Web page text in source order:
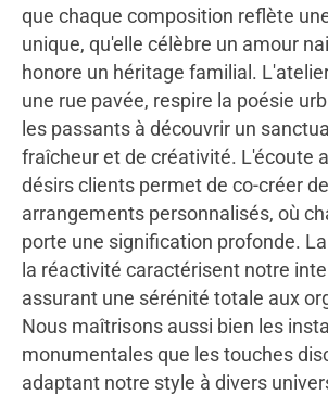
que chaque composition reflète
unique, qu'elle célèbre un amour
honore un héritage familial.
une rue pavée, respire la poésie
les passants à découvrir un
fraîcheur et de créativité. L'écoute
désirs clients permet de co-créer
arrangements personnalisés, où
porte une signification profonde.
la réactivité caractérisent notre
assurant une sérénité totale aux
Nous maîtrisons aussi bien les
monumentales que les touches
adaptant notre style à divers